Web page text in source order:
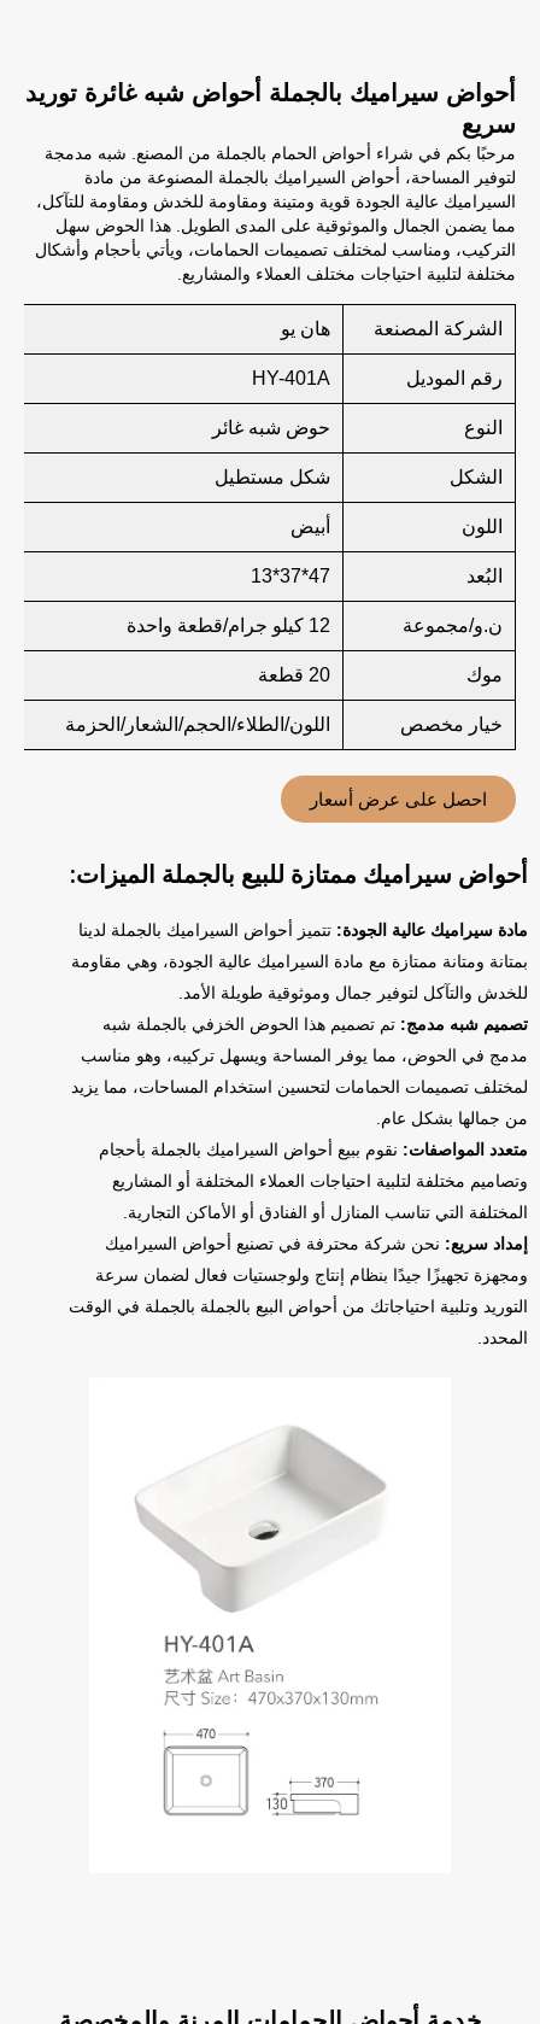
أحواض سيراميك بالجملة أحواض شبه غائرة توريد
سريع
مرحبًا بكم في شراء أحواض الحمام بالجملة من المصنع. شبه مدمجة
لتوفير المساحة، أحواض السيراميك بالجملة المصنوعة من مادة
السيراميك عالية الجودة قوية ومتينة ومقاومة للخدش ومقاومة للتآكل،
مما يضمن الجمال والموثوقية على المدى الطويل. هذا الحوض سهل
التركيب، ومناسب لمختلف تصميمات الحمامات، ويأتي بأحجام وأشكال
مختلفة لتلبية احتياجات مختلف العملاء والمشاريع.
الشركة المصنعة هان يو
رقم الموديل HY-401A
النوع حوض شبه غائر
الشكل شكل مستطيل
اللون أبيض
البُعد 47*37*13
ن.و/مجموعة 12 كيلو جرام/قطعة واحدة
موك 20 قطعة
خيار مخصص اللون/الطلاء/الحجم/الشعار/الحزمة
احصل على عرض أسعار
أحواض سيراميك ممتازة للبيع بالجملة الميزات:
مادة سيراميك عالية الجودة: تتميز أحواض السيراميك بالجملة لدينا
بمتانة ومتانة ممتازة مع مادة السيراميك عالية الجودة، وهي مقاومة
للخدش والتآكل لتوفير جمال وموثوقية طويلة الأمد.
تصميم شبه مدمج: تم تصميم هذا الحوض الخزفي بالجملة شبه
مدمج في الحوض، مما يوفر المساحة ويسهل تركيبه، وهو مناسب
لمختلف تصميمات الحمامات لتحسين استخدام المساحات، مما يزيد
من جمالها بشكل عام.
متعدد المواصفات: نقوم ببيع أحواض السيراميك بالجملة بأحجام
وتصاميم مختلفة لتلبية احتياجات العملاء المختلفة أو المشاريع
المختلفة التي تناسب المنازل أو الفنادق أو الأماكن التجارية.
إمداد سريع: نحن شركة محترفة في تصنيع أحواض السيراميك
ومجهزة تجهيزًا جيدًا بنظام إنتاج ولوجستيات فعال لضمان سرعة
التوريد وتلبية احتياجاتك من أحواض البيع بالجملة بالجملة في الوقت
المحدد.